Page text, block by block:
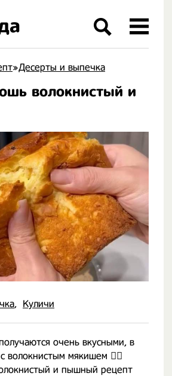
»Десерты и выпечка
волокнистый и
Куличи
очень вкусными, в
волокнистым мякишем 👍🏻
и пышный рецепт